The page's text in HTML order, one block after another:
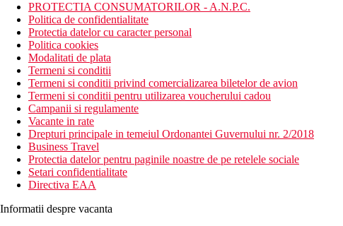
PROTECTIA CONSUMATORILOR - A.N.P.C.
Politica de confidentialitate
Protectia datelor cu caracter personal
Politica cookies
Modalitati de plata
Termeni si conditii
Termeni si conditii privind comercializarea biletelor de avion
Termeni si conditii pentru utilizarea voucherului cadou
Campanii si regulamente
Vacante in rate
Drepturi principale in temeiul Ordonantei Guvernului nr. 2/2018
Business Travel
Protectia datelor pentru paginile noastre de pe retelele sociale
Setari confidentialitate
Directiva EAA
Informatii despre vacanta